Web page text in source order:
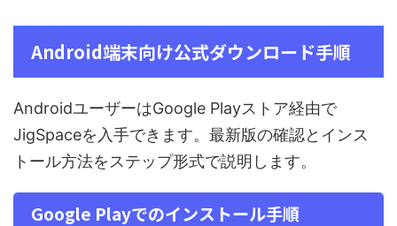
Android端末向け公式ダウンロード手順
AndroidユーザーはGoogle Playストア経由で
JigSpaceを入手できます。最新版の確認とインス
トール方法をステップ形式で説明します。
Google Playでのインストール手順